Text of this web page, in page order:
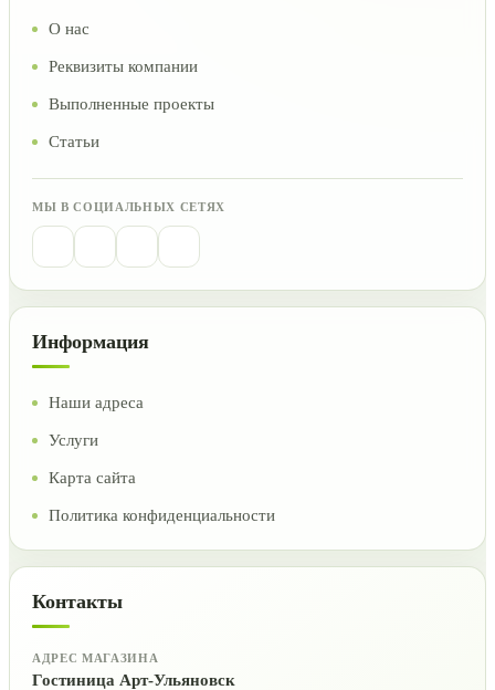
О нас
Реквизиты компании
Выполненные проекты
Статьи
МЫ В СОЦИАЛЬНЫХ СЕТЯХ
Информация
Наши адреса
Услуги
Карта сайта
Политика конфиденциальности
Контакты
АДРЕС МАГАЗИНА
Гостиница Арт-Ульяновск